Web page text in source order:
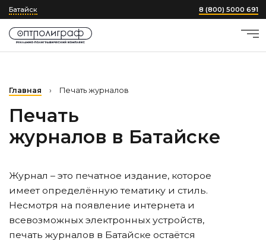
Батайск 8 (800) 5000 691
Главная › Печать журналов
Печать
журналов в Батайске
Журнал – это печатное издание, которое
имеет определённую тематику и стиль.
Несмотря на появление интернета и
всевозможных электронных устройств,
печать журналов в Батайске остаётся